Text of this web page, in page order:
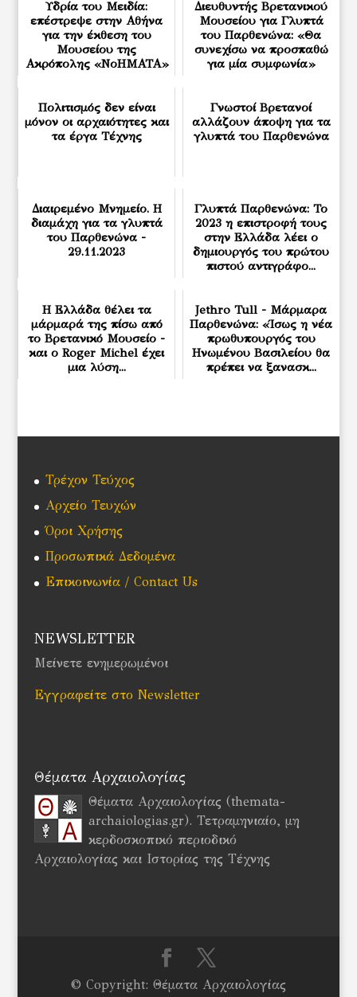
Υδρία του Μειδία:
επέστρεψε στην Αθήνα
για την έκθεση του
Μουσείου της
Ακρόπολης «ΝοΗΜΑΤΑ»
Διευθυντής Βρετανικού
Μουσείου για Γλυπτά
του Παρθενώνα: «Θα
συνεχίσω να προσπαθώ
για μία συμφωνία»
Πολιτισμός δεν είναι
μόνον οι αρχαιότητες και
τα έργα Τέχνης
Γνωστοί Βρετανοί
αλλάζουν άποψη για τα
γλυπτά του Παρθενώνα
Διαιρεμένο Μνημείο. Η
διαμάχη για τα γλυπτά
του Παρθενώνα -
29.11.2023
Γλυπτά Παρθενώνα: Το
2023 η επιστροφή τους
στην Ελλάδα λέει ο
δημιουργός του πρώτου
πιστού αντιγράφο...
Η Ελλάδα θέλει τα
μάρμαρά της πίσω από
το Βρετανικό Μουσείο -
και ο Roger Michel έχει
μια λύση...
Jethro Tull - Μάρμαρα
Παρθενώνα: «Ίσως η νέα
πρωθυπουργός του
Ηνωμένου Βασιλείου θα
πρέπει να ξανασκ...
Τρέχον Τεύχος
Αρχείο Τευχών
Όροι Χρήσης
Προσωπικά Δεδομένα
Επικοινωνία / Contact Us
NEWSLETTER
Μείνετε ενημερωμένοι
Εγγραφείτε στο Newsletter
Θέματα Αρχαιολογίας
Θέματα Αρχαιολογίας (themata-
archaiologias.gr). Τετραμηνιαίο, μη
κερδοσκοπικό περιοδικό
Αρχαιολογίας και Ιστορίας της Τέχνης
© Copyright: Θέματα Αρχαιολογίας